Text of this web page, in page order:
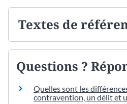
Textes de
Questions ?
Quelles sont les
contravention, un délit et